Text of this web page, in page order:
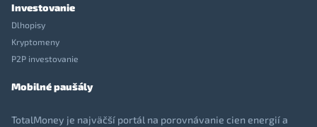
Investovanie
Dlhopisy
Kryptomeny
P2P investovanie
Mobilné paušály
TotalMoney je najväčší portál na porovnávanie cien energií a